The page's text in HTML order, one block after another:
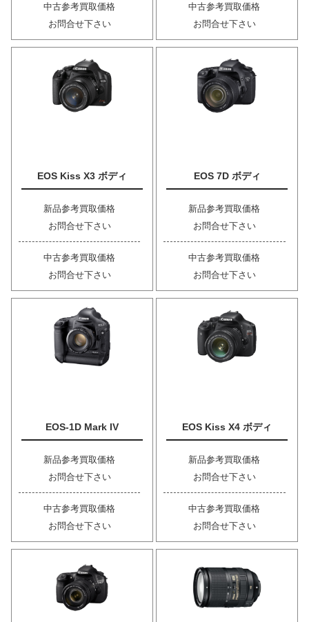
中古参考買取価格
お問合せ下さい
中古参考買取価格
お問合せ下さい
EOS Kiss X3 ボディ
新品参考買取価格
お問合せ下さい
中古参考買取価格
お問合せ下さい
EOS 7D ボディ
新品参考買取価格
お問合せ下さい
中古参考買取価格
お問合せ下さい
EOS-1D Mark IV
新品参考買取価格
お問合せ下さい
中古参考買取価格
お問合せ下さい
EOS Kiss X4 ボディ
新品参考買取価格
お問合せ下さい
中古参考買取価格
お問合せ下さい